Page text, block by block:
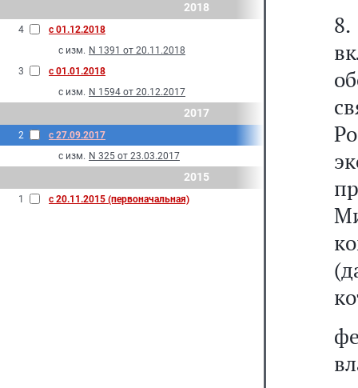
2018
4
с 01.12.2018
с изм. N 1391 от 20.11.2018
3
с 01.01.2018
с изм. N 1594 от 20.12.2017
2017
2
с 27.09.2017
с изм. N 325 от 23.03.2017
2015
1 с 20.11.2015 (первоначальная)